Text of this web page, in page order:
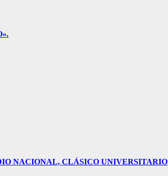
NACIONAL, CLÁSICO UNIVERSITARIO